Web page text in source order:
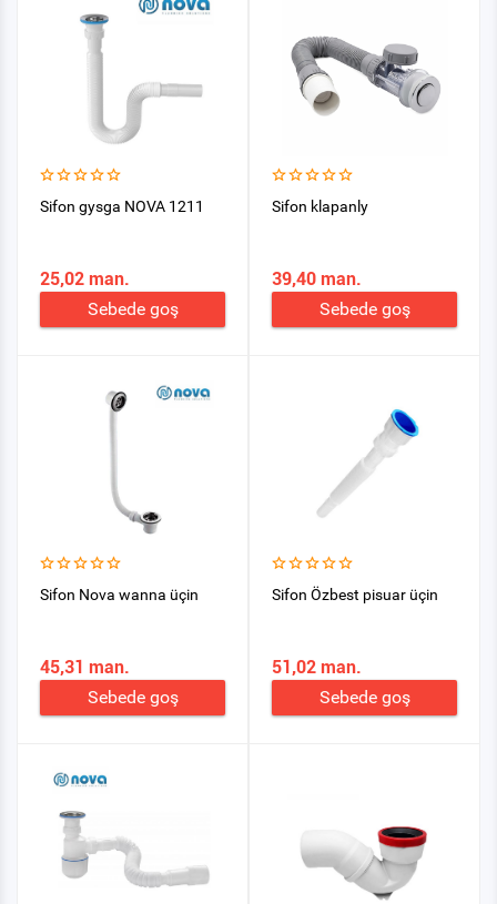
Sifon gysga NOVA 1211
25,02 man.
Sebede goş
Sifon klapanly
39,40 man.
Sebede goş
Sifon Nova wanna üçin
45,31 man.
Sebede goş
Sifon Özbest pisuar üçin
51,02 man.
Sebede goş